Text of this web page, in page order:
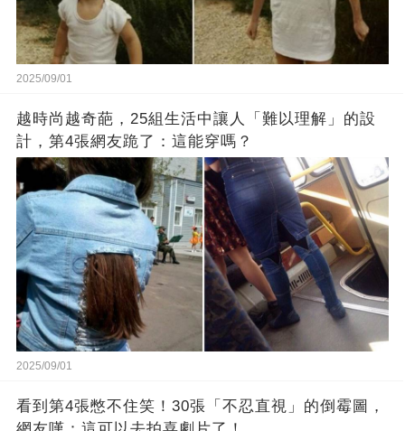
2025/09/01
越時尚越奇葩，25組生活中讓人「難以理解」的設
計，第4張網友跪了：這能穿嗎？
2025/09/01
看到第4張憋不住笑！30張「不忍直視」的倒霉圖，